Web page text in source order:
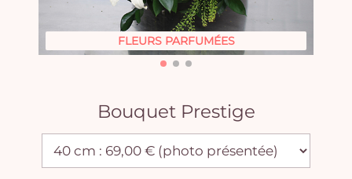
FLEURS PARFUMÉES
Bouquet Prestige